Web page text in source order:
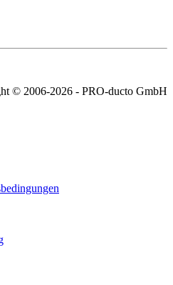
© 2006-2026 - PRO-ducto GmbH